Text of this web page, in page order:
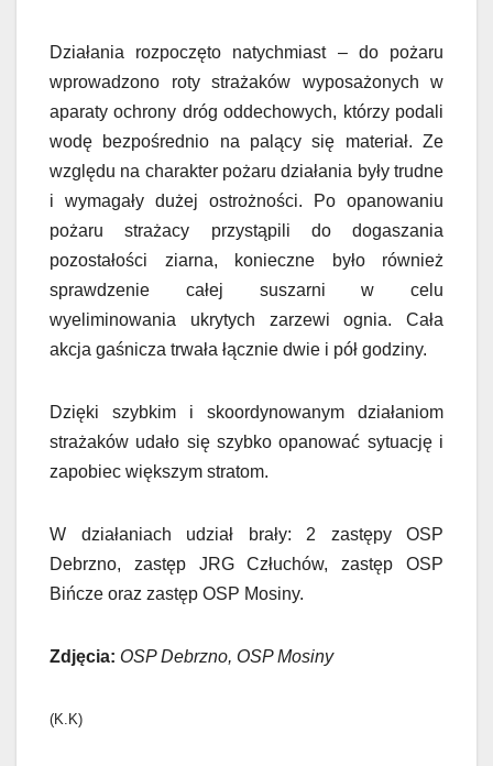
Działania rozpoczęto natychmiast – do pożaru
wprowadzono roty strażaków wyposażonych w
aparaty ochrony dróg oddechowych, którzy podali
wodę bezpośrednio na palący się materiał. Ze
względu na charakter pożaru działania były trudne
i wymagały dużej ostrożności. Po opanowaniu
pożaru strażacy przystąpili do dogaszania
pozostałości ziarna, konieczne było również
sprawdzenie całej suszarni w celu
wyeliminowania ukrytych zarzewi ognia. Cała
akcja gaśnicza trwała łącznie dwie i pół godziny.
Dzięki szybkim i skoordynowanym działaniom
strażaków udało się szybko opanować sytuację i
zapobiec większym stratom.
W działaniach udział brały: 2 zastępy OSP
Debrzno, zastęp JRG Człuchów, zastęp OSP
Bińcze oraz zastęp OSP Mosiny.
Zdjęcia: OSP Debrzno, OSP Mosiny
(K.K)